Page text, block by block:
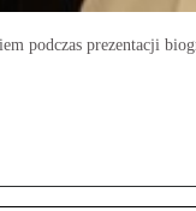
podczas prezentacji